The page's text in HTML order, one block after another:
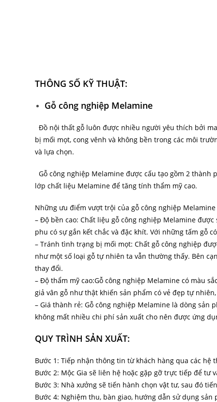
THÔNG SỐ KỸ THUẬT:
Gỗ công nghiệp Melamine
Đồ nội thất gỗ luôn được nhiều người yêu thích bởi
bị mối mọt, cong vênh và không bền trong các môi
và lựa chọn.
Gỗ công nghiệp Melamine được cấu tạo gồm 2 thành
lớp chất liệu Melamine để tăng tính thẩm mỹ cao.
Những ưu điểm vượt trội của gỗ công nghiệp Melamine
– Độ bền cao: Chất liệu gỗ công nghiệp Melamine
phu có sự gắn kết chắc và đặc khít. Với những tấm gỗ
– Tránh tình trạng bị mối mọt: Chất gỗ công nghiệp
như một số loại gỗ tự nhiên ta vẫn thường thấy. Bên
thay đổi.
– Độ thẩm mỹ cao:Gỗ công nghiệp Melamine có màu
giả vân gỗ như thật khiến sản phẩm có vẻ đẹp tự
– Giá thành rẻ: Gỗ công nghiệp Melamine là dòng
không mất nhiều chi phí sản xuất cho nên được ứng
QUY TRÌNH SẢN XUẤT:
Bước 1: Tiếp nhận thông tin từ khách hàng qua các hệ
Bước 2: Mộc Gia sẽ liên hệ hoặc gặp gỡ trực tiếp để tư
Bước 3: Nhà xưởng sẽ tiến hành chọn vật tư, sau đó
Bước 4: Nghiệm thu, bàn giao, hướng dẫn sử dụng sản